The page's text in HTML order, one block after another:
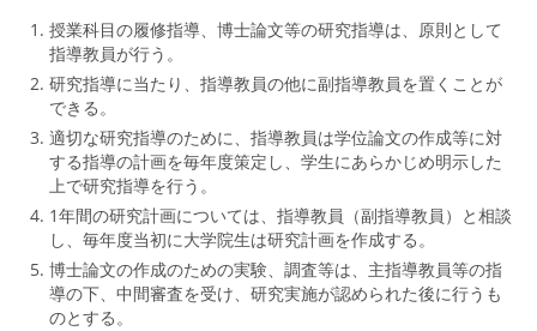
授業科目の履修指導、博士論文等の研究指導は、原則として
指導教員が行う。
研究指導に当たり、指導教員の他に副指導教員を置くことが
できる。
適切な研究指導のために、指導教員は学位論文の作成等に対
する指導の計画を毎年度策定し、学生にあらかじめ明示した
上で研究指導を行う。
1年間の研究計画については、指導教員（副指導教員）と相談
し、毎年度当初に大学院生は研究計画を作成する。
博士論文の作成のための実験、調査等は、主指導教員等の指
導の下、中間審査を受け、研究実施が認められた後に行うも
のとする。